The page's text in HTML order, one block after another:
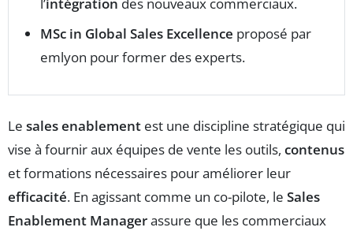
l’intégration des nouveaux commerciaux.
MSc in Global Sales Excellence proposé par
emlyon pour former des experts.
Le sales enablement est une discipline stratégique qui
vise à fournir aux équipes de vente les outils, contenus
et formations nécessaires pour améliorer leur
efficacité. En agissant comme un co-pilote, le Sales
Enablement Managerassure que les commerciaux